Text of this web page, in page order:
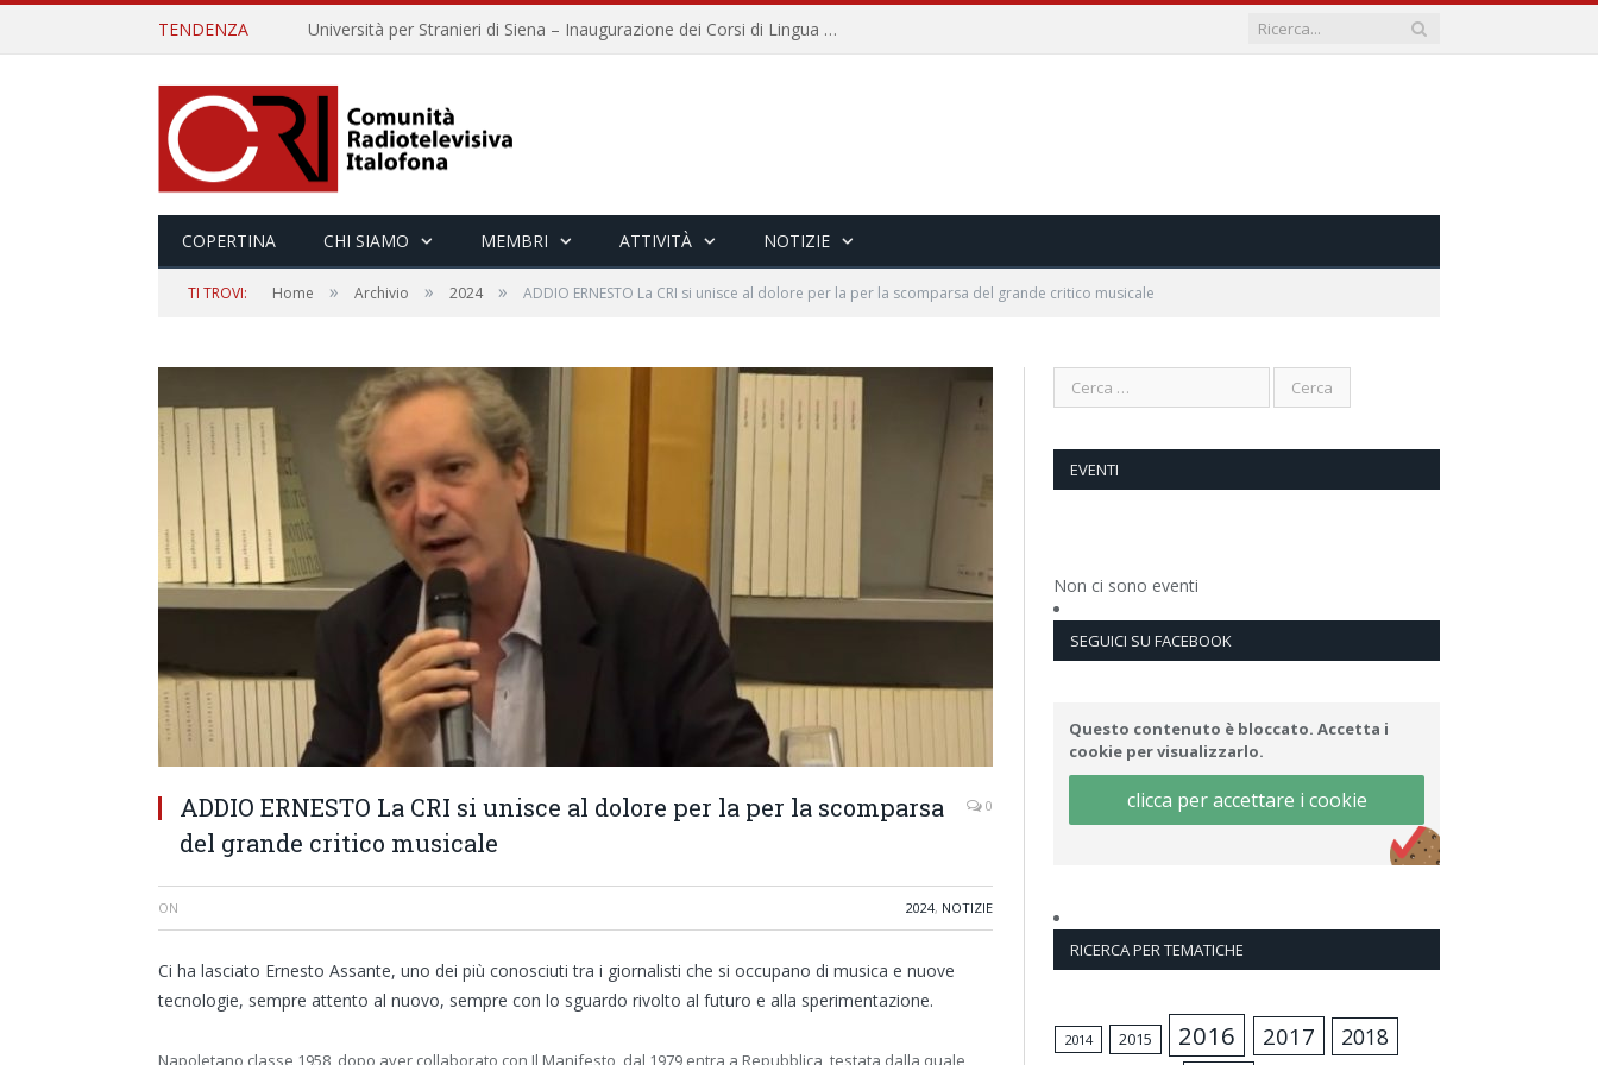
TENDENZA Università per Stranieri di Siena – Inaugurazione dei Corsi di Lingua e Cultura Italiana, 109a annata
COPERTINA CHI SIAMO MEMBRI ATTIVITÀ NOTIZIE
TI TROVI: Home » Archivio » 2024 » ADDIO ERNESTO La CRI si unisce al dolore per la per la scomparsa del grande critico musicale
ADDIO ERNESTO La CRI si unisce al dolore per la per la scomparsa
del grande critico musicale
0
ON 2024, NOTIZIE
Ci ha lasciato Ernesto Assante, uno dei più conosciuti tra i giornalisti che si occupano di musica e nuove
tecnologie, sempre attento al nuovo, sempre con lo sguardo rivolto al futuro e alla sperimentazione.
Napoletano classe 1958, dopo aver collaborato con Il Manifesto, dal 1979 entra a Repubblica, testata dalla quale
EVENTI
Non ci sono eventi
SEGUICI SU FACEBOOK
Questo contenuto è bloccato. Accetta i
cookie per visualizzarlo.
clicca per accettare i cookie
RICERCA PER TEMATICHE
2014 2015 2016 2017 2018